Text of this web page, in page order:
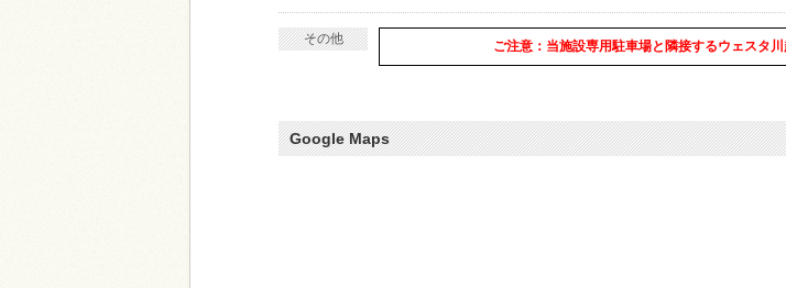
その他 ご注意：当施設専用駐車場と隣接するウェスタ
Google Maps